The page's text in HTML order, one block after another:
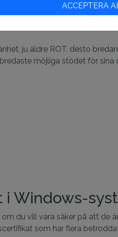
ju äldre ROT, desto
möjliga stödet för
Windows-
du vill vara säker på att de
som har flera
ACCEPTERA